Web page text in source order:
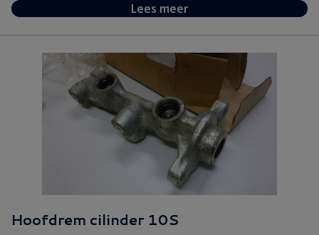
Lees meer
Hoofdrem cilinder 10S